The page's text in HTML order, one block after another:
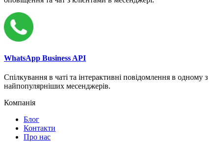
WhatsApp Business API
Спілкування в чаті та інтерактивні повідомлення в одному з
найпопулярніших месенджерів.
Компанія
Блог
Контакти
Про нас